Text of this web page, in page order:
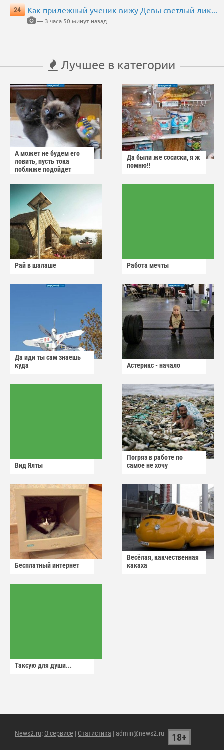
24
Как прилежный ученик вижу Девы светлый лик...
— 3 часа 50 минут назад
Лучшее в категории
А может не будем его
ловить, пусть тока
поближе подойдет
Да были же сосиски, я ж
помню!!
Рай в шалаше Работа мечты
Да иди ты сам знаешь
куда
Астерикс - начало
Вид Ялты
Погряз в работе по
самое не хочу
Бесплатный интернет
Весёлая, какчественная
какаха
Таксую для души...
News2.ru: О сервисе | Статистика | admin@news2.ru 18+